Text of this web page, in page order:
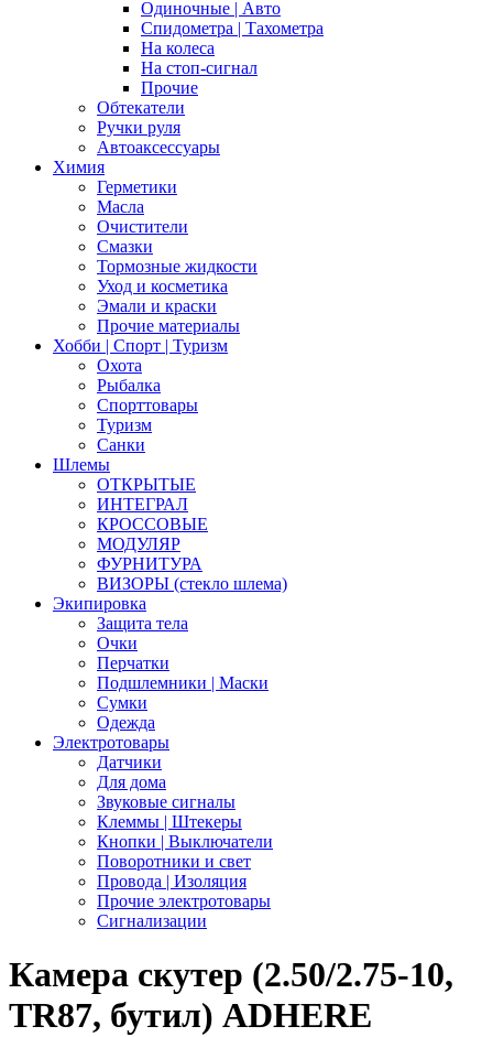
Одиночные | Авто
Спидометра | Тахометра
На колеса
На стоп-сигнал
Прочие
Обтекатели
Ручки руля
Автоаксессуары
Химия
Герметики
Масла
Очистители
Смазки
Тормозные жидкости
Уход и косметика
Эмали и краски
Прочие материалы
Хобби | Cпорт | Туризм
Охота
Рыбалка
Спорттовары
Туризм
Санки
Шлемы
ОТКРЫТЫЕ
ИНТЕГРАЛ
КРОССОВЫЕ
МОДУЛЯР
ФУРНИТУРА
ВИЗОРЫ (стекло шлема)
Экипировка
Защита тела
Очки
Перчатки
Подшлемники | Маски
Сумки
Одежда
Электротовары
Датчики
Для дома
Звуковые сигналы
Клеммы | Штекеры
Кнопки | Выключатели
Поворотники и свет
Провода | Изоляция
Прочие электротовары
Сигнализации
Камера скутер (2.50/2.75-10,
TR87, бутил) ADHERE